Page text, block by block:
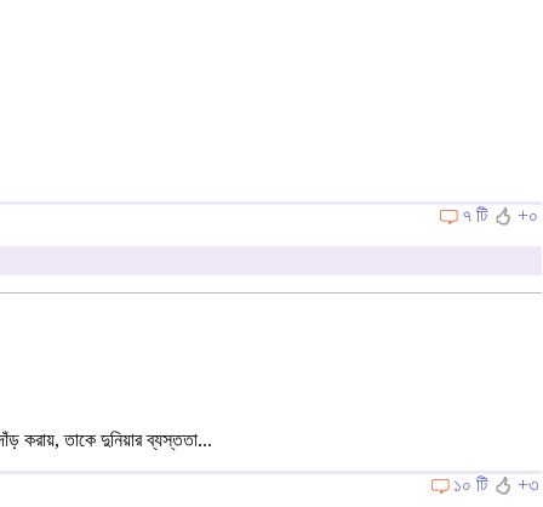
৭ টি +০
করায়, তাকে দুনিয়ার ব্যস্ততা...
১০ টি +৩